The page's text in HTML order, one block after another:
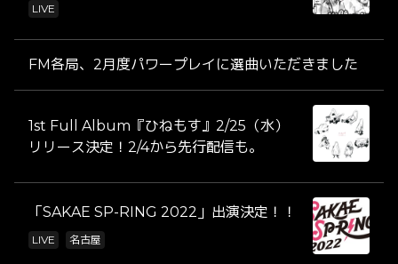
LIVE
FM各局、2月度パワープレイに選曲いただきました
1st Full Album『ひねもす』2/25（水）
リリース決定！2/4から先行配信も。
「SAKAE SP-RING 2022」出演決定！！
LIVE 名古屋